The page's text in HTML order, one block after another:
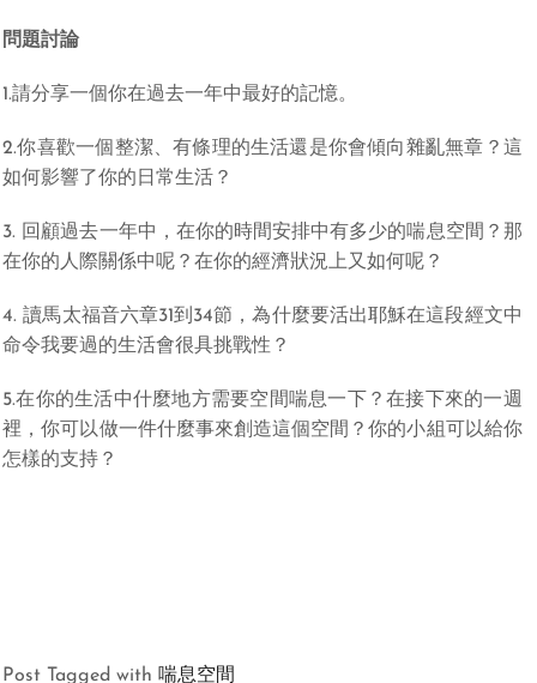
問題討論
1.請分享一個你在過去一年中最好的記憶。
2.你喜歡一個整潔、有條理的生活還是你會傾向雜亂無章？這
如何影響了你的日常生活？
3. 回顧過去一年中，在你的時間安排中有多少的喘息空間？那
在你的人際關係中呢？在你的經濟狀況上又如何呢？
4. 讀馬太福音六章31到34節，為什麼要活出耶穌在這段經文中
命令我要過的生活會很具挑戰性？
5.在你的生活中什麼地方需要空間喘息一下？在接下來的一週
裡，你可以做一件什麼事來創造這個空間？你的小組可以給你
怎樣的支持？
Post Tagged with喘息空間